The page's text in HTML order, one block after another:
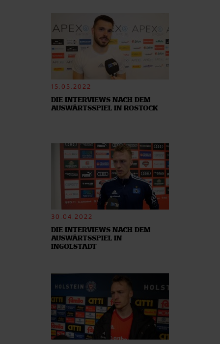
Verwendung unserer Website an unsere Partner für
soziale Medien, Werbung und Analysen weiter. Unsere
Partner führen diese Informationen möglicherweise mit
weiteren Daten zusammen, die Sie ihnen bereitgestellt
haben oder die sie im Rahmen Ihrer Nutzung der Dienste
gesammelt haben.
15.05.2022
DIE INTERVIEWS NACH DEM
AUSWÄRTSSPIEL IN ROSTOCK
30.04.2022
DIE INTERVIEWS NACH DEM
AUSWÄRTSSPIEL IN
INGOLSTADT